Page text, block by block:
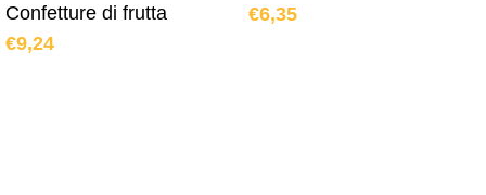
Confetture di frutta
€9,24
€6,35